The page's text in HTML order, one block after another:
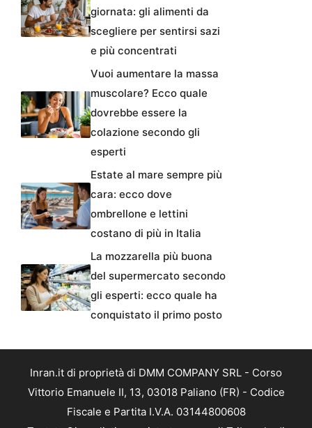
giornata: gli alimenti da
scegliere per sentirsi sazi
e più concentrati
Vuoi aumentare la massa
muscolare? Ecco quale
dovrebbe essere la
colazione secondo gli
esperti
Estate al mare sempre più
cara: ecco dove
ombrellone e lettini
costano di più in Italia
La mozzarella più buona
del supermercato secondo
gli esperti: ecco quale ha
conquistato il primo posto
Inran.it di proprietà di DMM COMPANY SRL - Corso
Vittorio Emanuele II, 13, 03018 Paliano (FR) - Codice
Fiscale e Partita I.V.A. 03144800608